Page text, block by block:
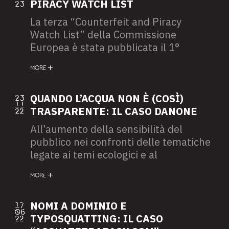
programmi si servono del Natural
Language Processing (NLP), il cui
impiego è previsto principalmente per
fornire assistenza online ai clienti in
diverse piattaforme.
23
PIRACY WATCH LIST
La terza “Counterfeit and Piracy
Watch List” della Commissione
Europea è stata pubblicata il 1°
i siti web e i mercati fisici al di fuori
traggono vantaggio dalla
contraffazione e dalla pirateria. In
sostanza, prende in considerazione
tutte quelle attività che
compromettono i diritti di proprietà
intellettuale delle aziende, e non solo,
sul territorio dell’Unione Europea,
la salute e la sicurezza dei
consumatori.
MORE
23
11
22
QUANDO L’ACQUA NON È (COSÌ)
TRASPARENTE: IL CASO DANONE
All’aumento della sensibilità del
pubblico nei confronti delle tematiche
legate ai temi ecologici e al
negli ultimi anni, una decisa svolta
aziende che, sempre più spesso,
tendono ad utilizzare i cosiddetti claim
MORE
17
06
22
NOMI A DOMINIO E
TYPOSQUATTING: IL CASO